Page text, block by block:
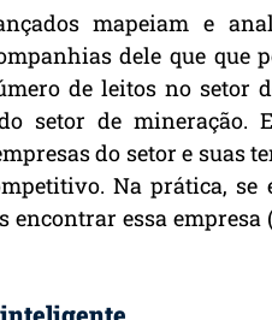
mapeiam e
dele que que
de leitos no setor
setor de mineração.
do setor e suas
Na prática,
encontrar essa empresa